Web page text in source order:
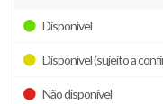
Disponível
Disponível (sujeito a
Não disponível